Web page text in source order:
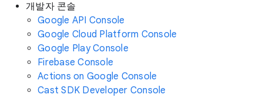
개발자 콘솔
Google API Console
Google Cloud Platform Console
Google Play Console
Firebase Console
Actions on Google Console
Cast SDK Developer Console